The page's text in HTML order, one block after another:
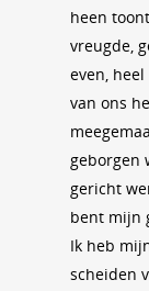
heen
vreugde,
even,
van ons
geborgen
gericht
bent mijn
Ik heb
scheiden